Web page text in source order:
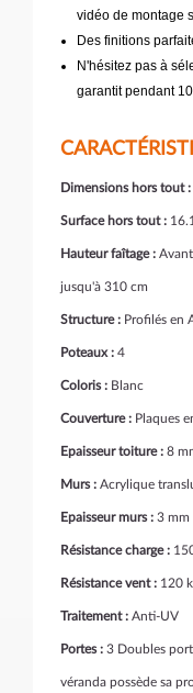
vidéo de montage
Des finitions
N'hésitez pas à
garantit pendant
Dimensions hors tout :
Surface hors tout :
Hauteur faîtage :
jusqu'à 310 cm
Structure : Profilés en
Poteaux : 4
Coloris : Blanc
Couverture : Plaques
Epaisseur toiture : 8
Murs : Acrylique
Epaisseur murs : 3 mm
Résistance charge :
Résistance vent : 120
Traitement : Anti-UV
Portes : 3 Doubles
véranda possède sa